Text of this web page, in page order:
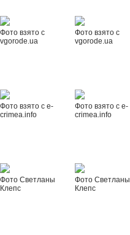
Фото взято с
vgorode.ua
Фото взято с
vgorode.ua
Фото взято с e-
crimea.info
Фото взято с e-
crimea.info
Фото Светланы
Клепс
Фото Светланы
Клепс